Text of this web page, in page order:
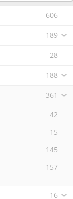
606
189
28
188
361
42
15
145
157
16